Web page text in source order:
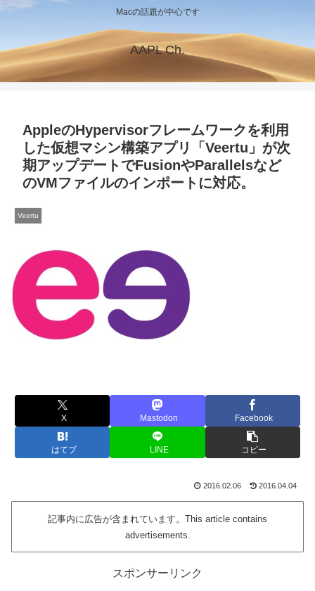
Macの話題が中心です
AAPL Ch.
AppleのHypervisorフレームワークを利用
した仮想マシン構築アプリ「Veertu」が次
期アップデートでFusionやParallelsなど
のVMファイルのインポートに対応。
Veertu
X Mastodon Facebook
はてブ LINE コピー
2016.02.06 2016.04.04
記事内に広告が含まれています。This article contains
advertisements.
スポンサーリンク